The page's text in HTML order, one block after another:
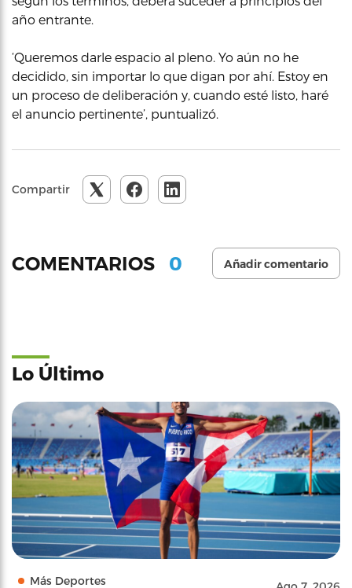
año entrante.
‘Queremos darle espacio al pleno. Yo aún no he
decidido, sin importar lo que digan por ahí. Estoy en
un proceso de deliberación y, cuando esté listo, haré
el anuncio pertinente’, puntualizó.
Compartir
COMENTARIOS 0 Añadir comentario
Lo Último
Más Deportes